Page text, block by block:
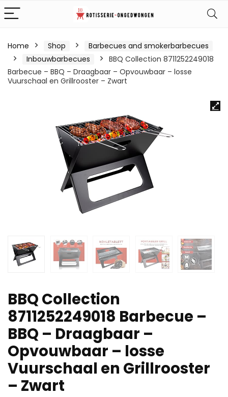
Home Shop
Barbecues and smokerbarbecues
Inbouwbarbecues
BBQ Collection 8711252249018
Barbecue – BBQ – Draagbaar – Opvouwbaar – losse
Vuurschaal en Grillrooster – Zwart
BBQ Collection
8711252249018 Barbecue –
BBQ – Draagbaar –
Opvouwbaar – losse
Vuurschaal en Grillrooster
– Zwart